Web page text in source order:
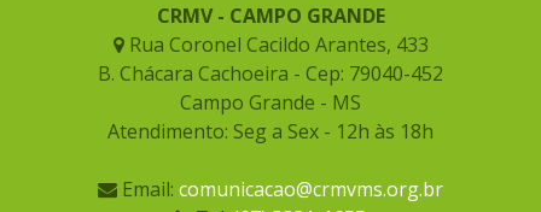
CRMV - CAMPO GRANDE
Rua Coronel Cacildo Arantes, 433
B. Chácara Cachoeira - Cep: 79040-452
Campo Grande - MS
Atendimento: Seg a Sex - 12h às 18h
Email: comunicacao@crmvms.org.br